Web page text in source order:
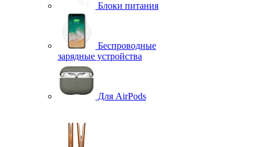
Блоки питания
Беспроводные
зарядные устройства
Для AirPods